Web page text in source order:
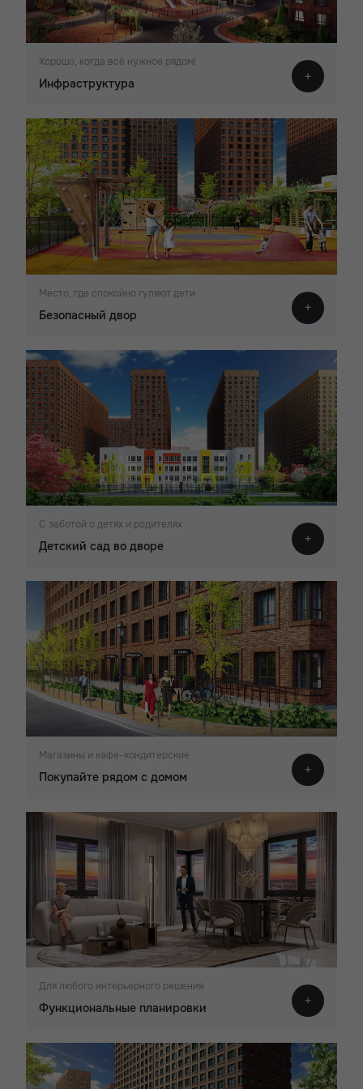
Хорошо, когда всё нужное рядом!
Инфраструктура
Место, где спокойно гуляют дети
Безопасный двор
С заботой о детях и родителях
Детский сад во дворе
Магазины и кафе-кондитерские
Покупайте рядом с домом
Для любого интерьерного решения
Функциональные планировки